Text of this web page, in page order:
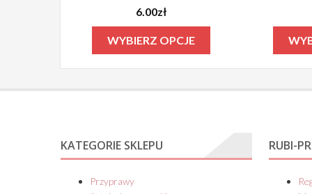
6.00zł
WYBIERZ OPCJE
produkt
wiele
KATEGORIE SKLEPU
Przyprawy
RUBI-